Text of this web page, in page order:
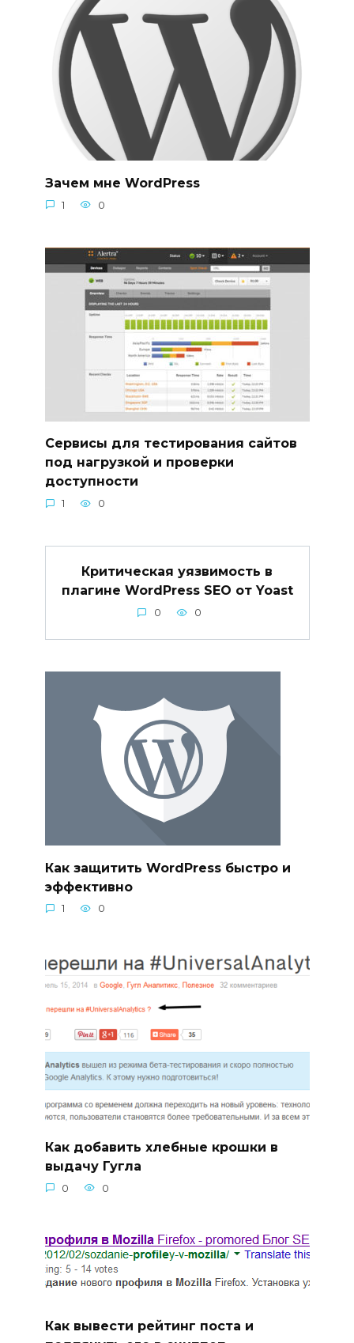
Зачем мне WordPress
1 0
Сервисы для тестирования сайтов
под нагрузкой и проверки
доступности
1 0
Критическая уязвимость в
плагине WordPress SEO от Yoast
0 0
Как защитить WordPress быстро и
эффективно
1 0
Как добавить хлебные крошки в
выдачу Гугла
0 0
Как вывести рейтинг поста и